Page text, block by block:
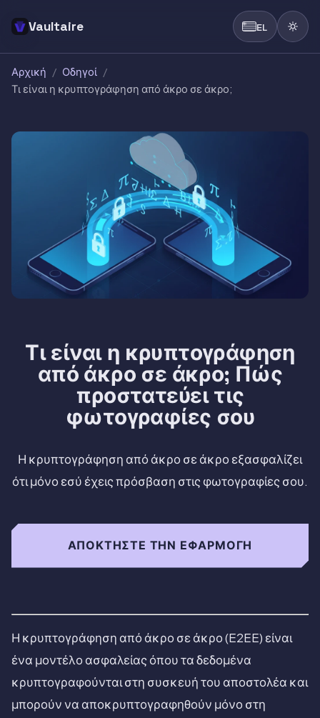
Vaultaire EL
Αρχική / Οδηγοί /
Τι είναι η κρυπτογράφηση από άκρο σε άκρο;
Τι είναι η κρυπτογράφηση
από άκρο σε άκρο; Πώς
προστατεύει τις
φωτογραφίες σου
Η κρυπτογράφηση από άκρο σε άκρο εξασφαλίζει
ότι μόνο εσύ έχεις πρόσβαση στις φωτογραφίες σου.
ΑΠΟΚΤΉΣΤΕ ΤΗΝ ΕΦΑΡΜΟΓΉ
Η κρυπτογράφηση από άκρο σε άκρο (E2EE) είναι
ένα μοντέλο ασφαλείας όπου τα δεδομένα
κρυπτογραφούνται στη συσκευή του αποστολέα και
μπορούν να αποκρυπτογραφηθούν μόνο στη